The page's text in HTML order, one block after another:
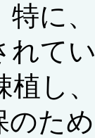
特に
れて
植し
のた